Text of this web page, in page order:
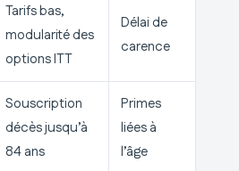
Tarifs bas,
modularité des
options ITT
Délai de
carence
Souscription
décès jusqu’à
84 ans
Primes
liées à
l’âge